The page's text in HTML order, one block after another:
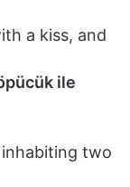
a kiss, and
ile
inhabiting two